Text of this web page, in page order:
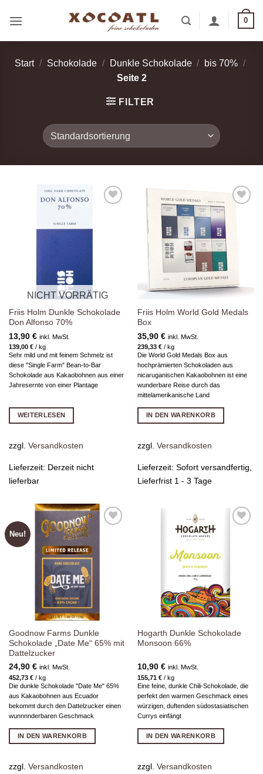
Inhalt
0
Start / Schokolade / Dunkle Schokolade / bis 70% /
Seite 2
FILTER
hinzufügen
NICHT VORRÄTIG
Friis Holm Dunkle Schokolade
Don Alfonso 70%
13,90 € inkl. MwSt.
139,00 €/ kg
Sehr mild und mit feinem Schmelz ist
diese "Single Farm" Bean-to-Bar
Schokolade aus Kakaobohnen aus einer
Jahresernte von einer Plantage
WEITERLESEN
zzgl. Versandkosten
Lieferzeit: Derzeit nicht
lieferbar
Wunschliste
hinzufügen
Friis Holm World Gold Medals
Box
35,90 € inkl. MwSt.
239,33 €/ kg
Die World Gold Medals Box aus
hochprämierten Schokoladen aus
nicaruganischen Kakaobohnen ist eine
wunderbare Reise durch das
mittelamerikanische Land
IN DEN WARENKORB
zzgl. Versandkosten
Lieferzeit: Sofort versandfertig,
Lieferfrist 1 - 3 Tage
Neu!
Zur
Wunschliste
hinzufügen
Goodnow Farms Dunkle
Schokolade „Date Me“ 65% mit
Dattelzucker
24,90 € inkl. MwSt.
452,73 €/ kg
Die dunkle Schokolade "Date Me" 65%
aus Kakaobohnen aus Ecuador
bekommt durch den Dattelzucker einen
wunnnnderbaren Geschmack
IN DEN WARENKORB
zzgl. Versandkosten
Hogarth Dunkle Schokolade
Monsoon 66%
10,90 € inkl. MwSt.
155,71 €/ kg
Eine feine, dunkle Chili-Schokolade, die
perfekt den warmen Geschmack eines
würzigen, duftenden südostasiatischen
Currys einfängt
IN DEN WARENKORB
zzgl. Versandkosten